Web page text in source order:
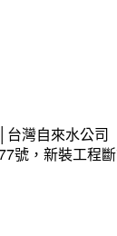
台灣自來水公司
號，新裝工程